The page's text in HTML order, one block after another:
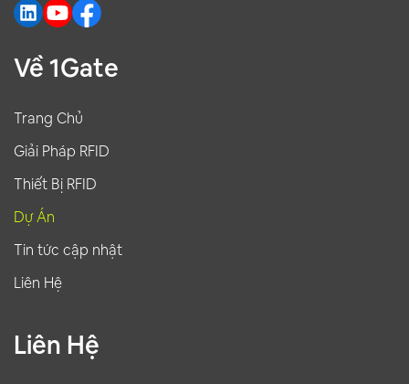
Về 1Gate
Trang Chủ
Giải Pháp RFID
Thiết Bị RFID
Dự Án
Tin tức cập nhật
Liên Hệ
Liên Hệ